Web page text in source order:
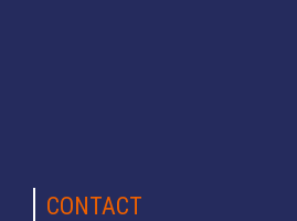
CONTACT